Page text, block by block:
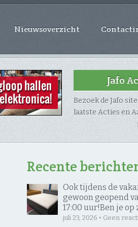
Nieuwsoverzicht
Jafo
Bezoek de Jafo
laatste Acties en
Recente
Ook tijdens de
gewoon geopend
17:00 uur! ​Ben je op
juli 23, 2026 • Geen